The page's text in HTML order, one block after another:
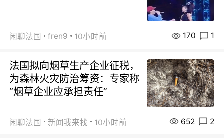
闲聊法国 fren9 10小时前 170 1
法国拟向烟草生产企业征税，
为森林火灾防治筹资：专家称
“烟草企业应承担责任”
闲聊法国 新闻我来找 10小时前 652 2